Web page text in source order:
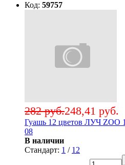
Код: 59757
248,41 руб.
282 руб.
Гуашь 12 цветов ЛУЧ ZOO
08
В наличии
Стандарт: 1 / 12